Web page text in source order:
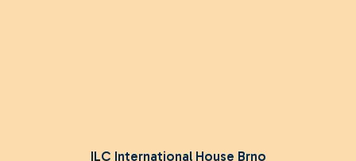
ILC International House Brno